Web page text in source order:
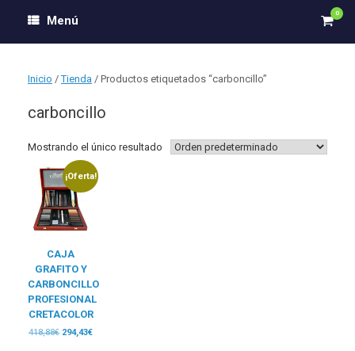
Menú
Ver
0
Inicio /Tienda / Productos etiquetados “carboncillo”
carboncillo
Mostrando el único resultado
¡Oferta!
CAJA
GRAFITO Y
CARBONCILLO
PROFESIONAL
CRETACOLOR
418,88€ El
294,43€El